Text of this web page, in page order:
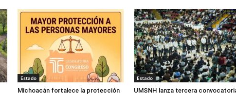
Estado
Michoacán fortalece la protección
Estado
UMSNH lanza tercera